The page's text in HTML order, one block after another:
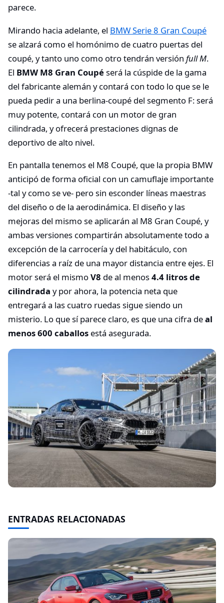
parece.
Mirando hacia adelante, el BMW Serie 8 Gran Coupé
se alzará como el homónimo de cuatro puertas del
coupé, y tanto uno como otro tendrán versión full M.
El BMW M8 Gran Coupéserá la cúspide de la gama
del fabricante alemán y contará con todo lo que se le
pueda pedir a una berlina-coupé del segmento F: será
muy potente, contará con un motor de gran
cilindrada, y ofrecerá prestaciones dignas de
deportivo de alto nivel.
En pantalla tenemos el M8 Coupé, que la propia BMW
anticipó de forma oficial con un camuflaje importante
-tal y como se ve- pero sin esconder líneas maestras
del diseño o de la aerodinámica. El diseño y las
mejoras del mismo se aplicarán al M8 Gran Coupé, y
ambas versiones compartirán absolutamente todo a
excepción de la carrocería y del habitáculo, con
diferencias a raíz de una mayor distancia entre ejes. El
motor será el mismoV8 de al menos4.4 litros de
cilindrada y por ahora, la potencia neta que
entregará a las cuatro ruedas sigue siendo un
misterio. Lo que sí parece claro, es que una cifra deal
menos 600 caballos está asegurada.
ENTRADAS RELACIONADAS